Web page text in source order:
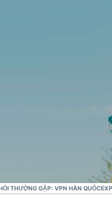
THƯỜNG GẶP: VPN HÀN QUỐC